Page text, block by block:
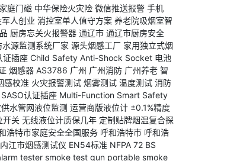
家庭门磁 中华保险火灾险 微信推送报警 手机
人创业 消控室单人值守方案 养老院吸烟室智
厨房忘关火报警器 通辽市 通辽市厨房安全
水源监测系统厂家 源头烟感工厂 家用独立式烟
证插座 Child Safety Anti-Shock Socket 电池
烟感器 AS3786 广州 广州消防 广州养老 智
感校准 火灾报警测试 烟雾测试 温度测试 消防
SASO认证插座 Multi-Function Smart Safety
水管网液位监测 运营商版液位计 ±0.1%精度
开关 无线液位计质保几年 定制贴牌烟温复合探
浩特市家庭安全全国服务 呼和浩特市 呼和浩
内江市烟感测试仪 EN54标准 NFPA 72 BS
tester smoke test gun portable smoke